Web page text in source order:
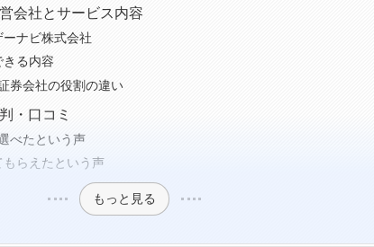
会社とサービス内容
ナビ株式会社
る内容
券会社の役割の違い
・口コミ
べたという声
らえたという声
もっと見る